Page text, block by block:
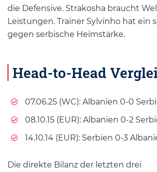
die Defensive. Strakosha braucht
Leistungen. Trainer Sylvinho hat ein
gegen serbische Heimstärke.
Head-to-Head
07.06.25 (WC): Albanien 0-0
08.10.15 (EUR): Albanien 0-2
14.10.14 (EUR): Serbien 0-3
Die direkte Bilanz der letzten drei